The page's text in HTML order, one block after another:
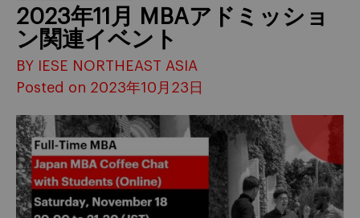
2023年11月 MBAアドミッショ
ン関連イベント
BY IESE NORTHEAST ASIA
Posted on 2023年10月23日